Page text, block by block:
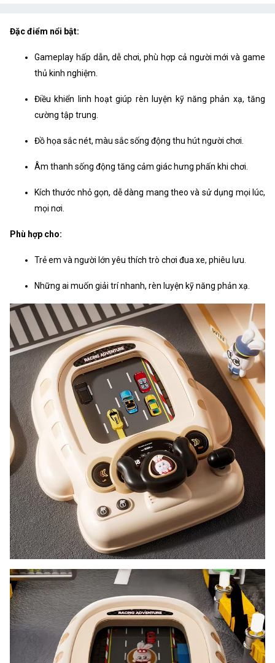
Đặc điểm nổi bật:
Gameplay hấp dẫn, dễ chơi, phù hợp cả người mới và game
thủ kinh nghiệm.
Điều khiển linh hoạt giúp rèn luyện kỹ năng phản xạ, tăng
cường tập trung.
Đồ họa sắc nét, màu sắc sống động thu hút người chơi.
Âm thanh sống động tăng cảm giác hưng phấn khi chơi.
Kích thước nhỏ gọn, dễ dàng mang theo và sử dụng mọi lúc,
mọi nơi.
Phù hợp cho:
Trẻ em và người lớn yêu thích trò chơi đua xe, phiêu lưu.
Những ai muốn giải trí nhanh, rèn luyện kỹ năng phản xạ.